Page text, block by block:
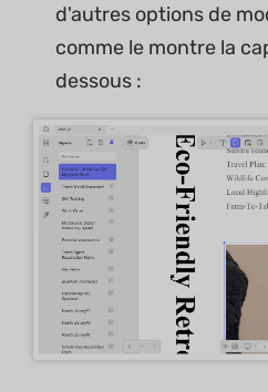
d'autres options de
comme le montre la
dessous :